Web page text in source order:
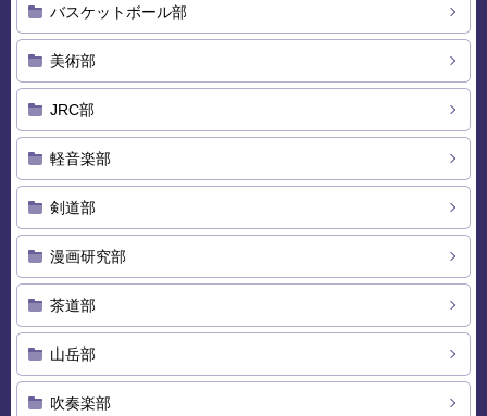
バスケットボール部
美術部
JRC部
軽音楽部
剣道部
漫画研究部
茶道部
山岳部
吹奏楽部